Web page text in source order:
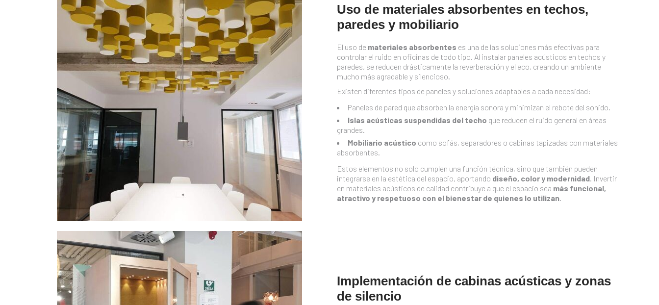
Uso de materiales absorbentes en techos,
paredes y mobiliario
El uso de materiales absorbentes es una de las soluciones más efectivas para
controlar el ruido en oficinas de todo tipo. Al instalar paneles acústicos en techos y
paredes, se reducen drásticamente la reverberación y el eco, creando un ambiente
mucho más agradable y silencioso.
Existen diferentes tipos de paneles y soluciones adaptables a cada necesidad:
Paneles de pared que absorben la energía sonora y minimizan el rebote del sonido.
Islas acústicas suspendidas del techo que reducen el ruido general en áreas
grandes.
Mobiliario acústico como sofás, separadores o cabinas tapizadas con materiales
absorbentes.
Estos elementos no solo cumplen una función técnica, sino que también pueden
integrarse en la estética del espacio, aportando diseño, color y modernidad . Invertir
en materiales acústicos de calidad contribuye a que el espacio sea más funcional,
atractivo y respetuoso con el bienestar de quienes lo utilizan
Implementación de cabinas acústicas y zonas
de silencio